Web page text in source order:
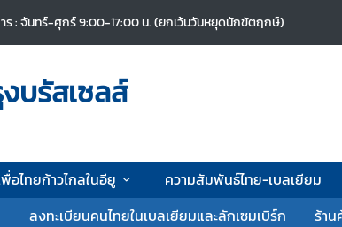
าร : จันทร์-ศุกร์ 9:00-17:00 น. (ยกเว้นวันหยุดนักขัตฤกษ์)
บรัสเซลส์
อไทยก้าวไกลในอียู
ความสัมพันธ์ไทย-เบลเยียม
ลงทะเบียนคนไทยในเบลเยียมและลักเซมเบิร์ก
ร้าน